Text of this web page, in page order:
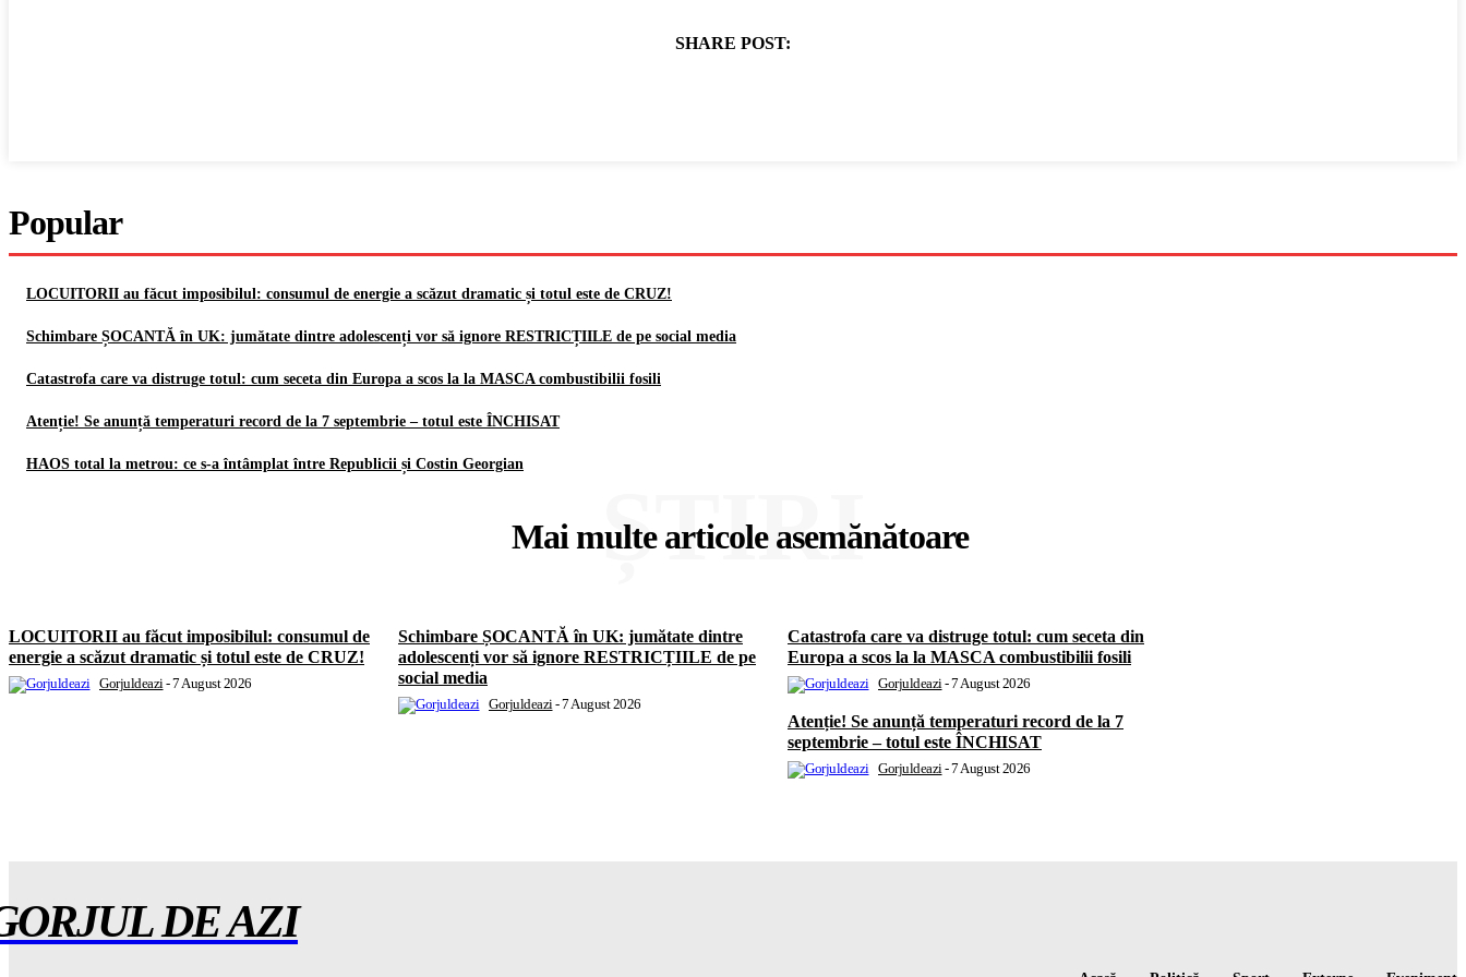
SHARE POST:
Popular
LOCUITORII au făcut imposibilul: consumul de energie a scăzut dramatic și totul este de CRUZ!
Schimbare ȘOCANTĂ în UK: jumătate dintre adolescenți vor să ignore RESTRICȚIILE de pe social media
Catastrofa care va distruge totul: cum seceta din Europa a scos la la MASCA combustibilii fosili
Atenție! Se anunță temperaturi record de la 7 septembrie – totul este ÎNCHISAT
HAOS total la metrou: ce s-a întâmplat între Republicii și Costin Georgian
Mai multe articole asemănătoare
ȘTIRI
LOCUITORII au făcut imposibilul: consumul de
energie a scăzut dramatic și totul este de CRUZ!
Gorjuldeazi -7 August 2026
Schimbare ȘOCANTĂ în UK: jumătate dintre
adolescenți vor să ignore RESTRICȚIILE de pe
social media
Gorjuldeazi -7 August 2026
Catastrofa care va distruge totul: cum seceta din
Europa a scos la la MASCA combustibilii fosili
Gorjuldeazi -7 August 2026
Atenție! Se anunță temperaturi record de la 7
septembrie – totul este ÎNCHISAT
Gorjuldeazi -7 August 2026
DE AZI